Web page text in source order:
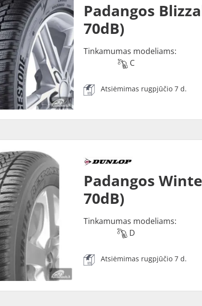
Padangos
70dB)
Tinkamumas modeliams:
C
Atsiėmimas rugpjūčio 7 d.
Padangos
70dB)
Tinkamumas modeliams:
D
Atsiėmimas rugpjūčio 7 d.